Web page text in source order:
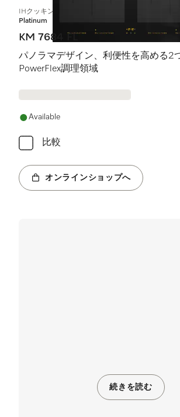
IHクッキングヒーター
Platinum
KM 7684 FL
パノラマデザイン、利便性を高める2
PowerFlex調理領域
Available
比較
オンラインショップへ
続きを読む